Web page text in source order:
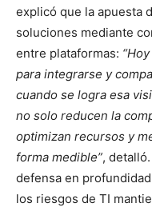
explicó que la apuesta
soluciones mediante
entre plataformas:
para integrarse y
cuando se logra esa
no solo reducen la
optimizan recursos y
forma medible”,
defensa en
los riesgos de TI